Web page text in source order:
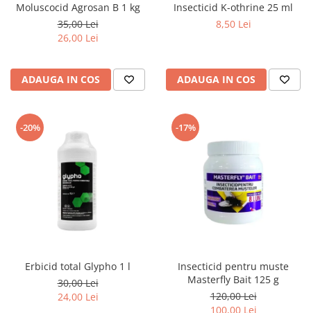
Moluscocid Agrosan B 1 kg
35,00 Lei
26,00 Lei
ADAUGA IN COS
Insecticid K-othrine 25 ml
8,50 Lei
ADAUGA IN COS
-20%
Erbicid total Glypho 1 l
30,00 Lei
24,00 Lei
-17%
Insecticid pentru muste
Masterfly Bait 125 g
120,00 Lei
100,00 Lei